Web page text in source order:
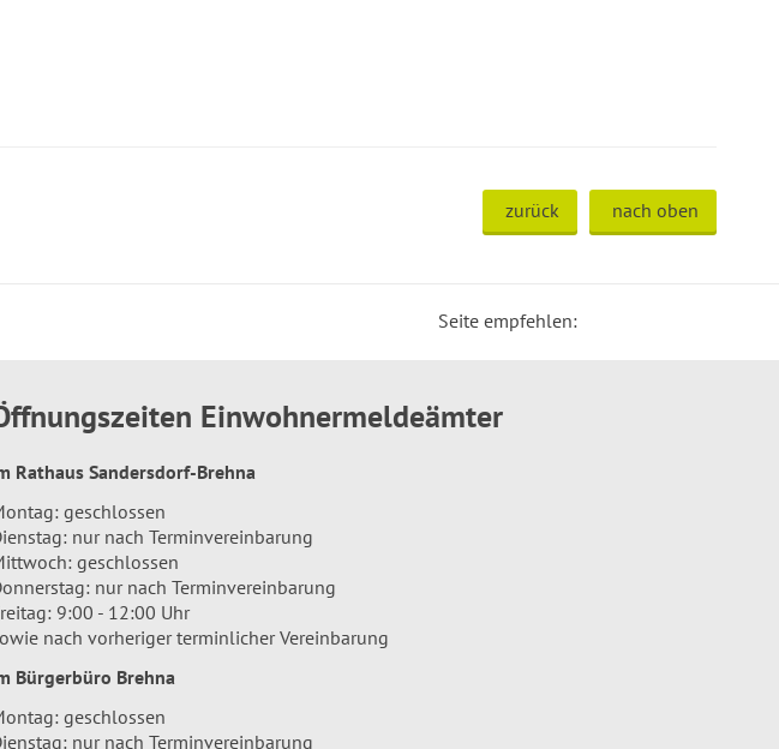
zurück nach oben
Seite empfehlen:
Einwohnermeldeämter
Rathaus Sandersdorf-Brehna
geschlossen
nur nach Terminvereinbarung
geschlossen
nur nach Terminvereinbarung
9:00 - 12:00 Uhr
nach vorheriger terminlicher Vereinbarung
Bürgerbüro Brehna
geschlossen
nur nach Terminvereinbarung